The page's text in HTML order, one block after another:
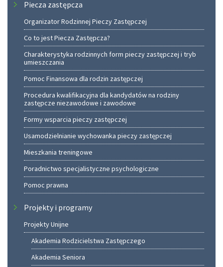
Piecza zastępcza
Organizator Rodzinnej Pieczy Zastępczej
Co to jest Piecza Zastępcza?
Charakterystyka rodzinnych form pieczy zastępczej i tryb
umieszczania
Pomoc Finansowa dla rodzin zastępczej
Procedura kwalifikacyjna dla kandydatów na rodziny
zastępcze niezawodowe i zawodowe
Formy wsparcia pieczy zastępczej
Usamodzielnianie wychowanka pieczy zastępczej
Mieszkania treningowe
Poradnictwo specjalistyczne psychologiczne
Pomoc prawna
Projekty i programy
Projekty Unijne
Akademia Rodzicielstwa Zastępczego
Akademia Seniora